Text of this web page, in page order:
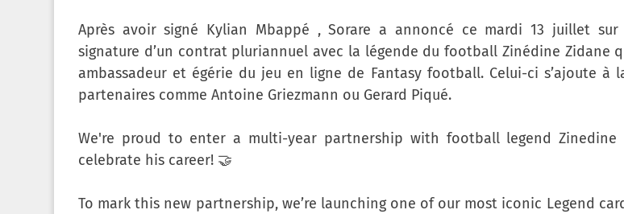
Après avoir signé Kylian Mbappé , Sorare a annoncé ce mardi 13 juillet
signature d’un contrat pluriannuel avec la légende du football Zinédine Zidane
ambassadeur et égérie du jeu en ligne de Fantasy football. Celui-ci s’ajoute à
partenaires comme Antoine Griezmann ou Gerard Piqué.
We're proud to enter a multi-year partnership with football legend Zinedine
celebrate his career! 🤝
To mark this new partnership, we’re launching one of our most iconic Legend